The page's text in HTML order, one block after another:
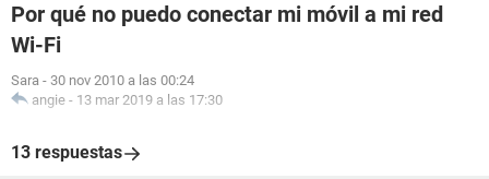
Por qué no puedo conectar mi móvil a mi red
Wi-Fi
Sara - 30 nov 2010 a las 00:24
angie - 13 mar 2019 a las 17:30
13 respuestas